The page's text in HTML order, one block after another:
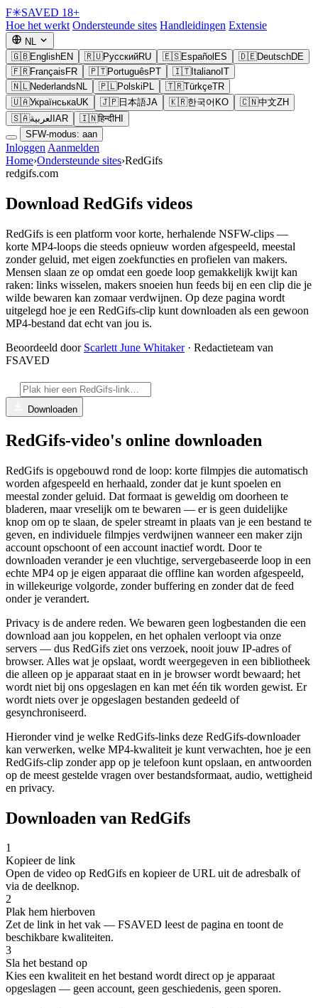
F✳SAVED 18+
Hoe het werkt Ondersteunde sites Handleidingen Extensie
NL
🇬🇧EnglishEN 🇷🇺РусскийRU 🇪🇸Español ES 🇩🇪DeutschDE
🇫🇷Français FR 🇵🇹Português PT 🇮🇹Italiano IT
🇳🇱Nederlands NL 🇵🇱Polski PL 🇹🇷TürkçeTR
🇺🇦УкраїнськаUK 🇯🇵日本語JA 🇰🇷한국어 KO 🇨🇳中文ZH
🇸🇦العربية AR 🇮🇳हिन्दीHI
SFW-modus: aan
Inloggen Aanmelden
Home›Ondersteunde sites›RedGifs
redgifs.com
Download RedGifs videos
RedGifs is een platform voor korte, herhalende NSFW-clips —
korte MP4-loops die steeds opnieuw worden afgespeeld, meestal
zonder geluid, met eigen zoekfuncties en profielen van makers.
Mensen slaan ze op omdat een goede loop gemakkelijk kwijt kan
raken: links wisselen, makers snoeien hun feeds bij en een clip die je
wilde bewaren kan zomaar verdwijnen. Op deze pagina wordt
uitgelegd hoe je een RedGifs-clip kunt downloaden als een gewoon
MP4-bestand dat echt van jou is.
Beoordeeld door Scarlett June Whitaker· Redactieteam van
FSAVED
Downloaden
RedGifs-video's online downloaden
RedGifs is opgebouwd rond de loop: korte filmpjes die automatisch
worden afgespeeld en herhaald, zonder dat je kunt spoelen en
meestal zonder geluid. Dat formaat is geweldig om doorheen te
bladeren, maar vreselijk om te bewaren — er is geen duidelijke
knop om op te slaan, de speler streamt in plaats van je een bestand te
geven, en individuele filmpjes verdwijnen wanneer een maker zijn
account opschoont of een account inactief wordt. Door te
downloaden verander je een vluchtige, servergebaseerde loop in een
echte MP4 op je eigen apparaat die offline kan worden afgespeeld,
in willekeurige volgorde, zonder buffering en zonder dat de feed
onder je verandert.
Privacy is de andere reden. We bewaren geen logbestanden die een
download aan jou koppelen, en het ophalen verloopt via onze
servers — dus RedGifs ziet ons verzoek, nooit jouw IP-adres of
browser. Alles wat je opslaat, wordt weergegeven in een bibliotheek
die alleen op je apparaat staat en in je browser wordt bewaard; het
wordt niet bij ons opgeslagen en kan met één tik worden gewist. Er
wordt niets over je opgeslagen bestanden gedeeld of
gesynchroniseerd.
Hieronder vind je welke RedGifs-links deze RedGifs-downloader
kan verwerken, welke MP4-kwaliteit je kunt verwachten, hoe je een
RedGifs-clip zonder app op je telefoon kunt opslaan, en antwoorden
op de meest gestelde vragen over bestandsformaat, audio, wettigheid
en privacy.
Downloaden van RedGifs
1
Kopieer de link
Open de video op RedGifs en kopieer de URL uit de adresbalk of
via de deelknop.
2
Plak hem hierboven
Zet de link in het vak — FSAVED leest de pagina en toont de
beschikbare kwaliteiten.
3
Sla het bestand op
Kies een kwaliteit en het bestand wordt direct op je apparaat
opgeslagen — geen account, geen geschiedenis, geen sporen.